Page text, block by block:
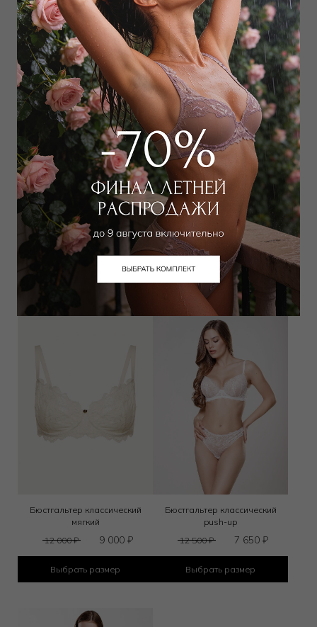
Лонгслив
10 000₽ 5 400 ₽
Сорочка на бретелях
12 000
6 300 ₽
Выбрать размер
Бюстгальтер классический
мягкий
12 000₽ 9 000₽
Выбрать размер
Бюстгальтер классический
push-up
12 500₽ 7 650₽
Выбрать размер